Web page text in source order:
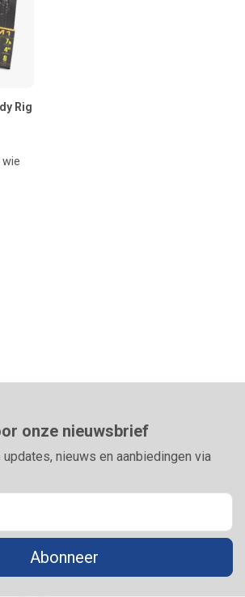
Rig
QM1
onze nieuwsbrief
nieuws en aanbiedingen via
Abonneer